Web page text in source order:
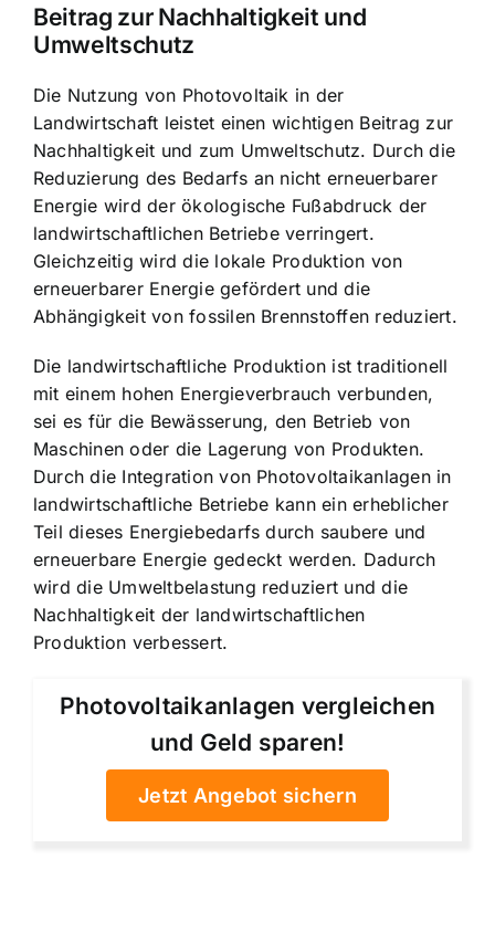
Beitrag zur Nachhaltigkeit und
Umweltschutz
Die Nutzung von Photovoltaik in der
Landwirtschaft leistet einen wichtigen Beitrag zur
Nachhaltigkeit und zum Umweltschutz. Durch die
Reduzierung des Bedarfs an nicht erneuerbarer
Energie wird der ökologische Fußabdruck der
landwirtschaftlichen Betriebe verringert.
Gleichzeitig wird die lokale Produktion von
erneuerbarer Energie gefördert und die
Abhängigkeit von fossilen Brennstoffen reduziert.
Die landwirtschaftliche Produktion ist traditionell
mit einem hohen Energieverbrauch verbunden,
sei es für die Bewässerung, den Betrieb von
Maschinen oder die Lagerung von Produkten.
Durch die Integration von Photovoltaikanlagen in
landwirtschaftliche Betriebe kann ein erheblicher
Teil dieses Energiebedarfs durch saubere und
erneuerbare Energie gedeckt werden. Dadurch
wird die Umweltbelastung reduziert und die
Nachhaltigkeit der landwirtschaftlichen
Produktion verbessert.
Photovoltaikanlagen vergleichen
und Geld sparen!
Jetzt Angebot sichern